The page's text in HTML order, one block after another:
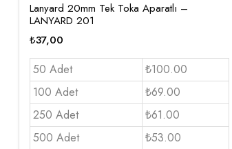
Lanyard 20mm Tek Toka Aparatlı –
LANYARD 201
₺37,00
50 Adet
₺100.00
100 Adet
₺69.00
250 Adet
₺61.00
500 Adet
₺53.00